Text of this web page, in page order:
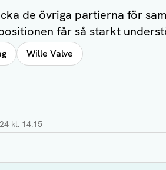
de övriga partierna för
får så starkt
Wille Valve
kl. 14:15